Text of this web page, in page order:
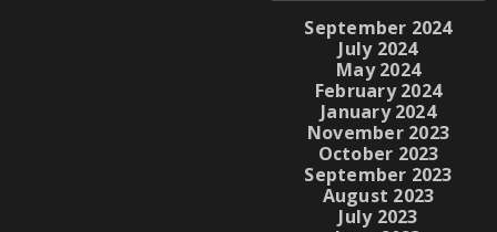
September 2024
July 2024
May 2024
February 2024
January 2024
November 2023
October 2023
September 2023
August 2023
July 2023